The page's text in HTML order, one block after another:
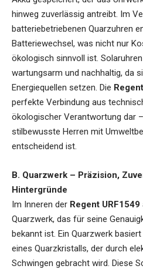
hinweg zuverlässig antreibt. Im
batteriebetriebenen Quarzuhren
Batteriewechsel, was nicht nur
ökologisch sinnvoll ist.
wartungsarm und nachhaltig, da
Energiequellen setzen. Die
perfekte Verbindung aus
ökologischer Verantwortung dar
stilbewusste Herren mit
entscheidend ist.
B. Quarzwerk – Präzision,
Hintergründe
Im Inneren der Regent URF1549
Quarzwerk, das für seine
bekannt ist. Ein Quarzwerk
eines Quarzkristalls, der durch
Schwingen gebracht wird. Diese